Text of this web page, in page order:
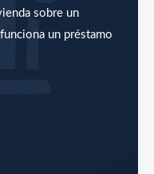
sobre un
un préstamo